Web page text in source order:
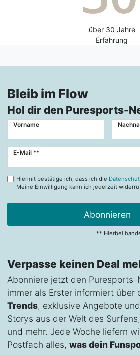
über 30 Jahre
Erfahrung
Bleib im Flow
Hol dir den Puresports-
Vorname
E-Mail **
Newsletter
Hiermit bestätige ich, dass ich die
Meine Einwilligung kann ich jederzeit
Abonnieren
** Hierbei
Verpasse keinen Deal
Abonniere jetzt den
immer als Erster informiert über
Trends, exklusive Angebote
Storys aus der Welt des
und mehr. Jede Woche liefern
Postfach alles, was dein